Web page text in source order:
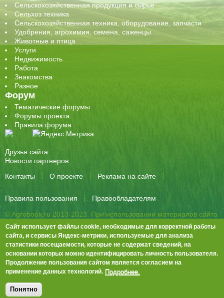
Сельскохозяйственная продукция и сырье
Сельхоз техника
Сельскохозяйственная техника, оборудование, запчасти
Удобрения, агрохимия, семена, саженцы
Животные и птица
Услуги
Недвижимость
Работа
Знакомства
Разное
Форум
Тематические форумы
Форумы проекта
Правила форума
Друзья сайта
Новости партнеров
Контакты
О проекте Реклама на сайте
Правила пользования
Правообладателям
© Agrobook.ru 2013-2023. При использовании материалов сайта
активная ссылка на публикацию обязательна.
344000, Ростов-на-Дону, ул. Города Волос, д.6, 8 этаж, офис 803
Тел./факс: +7 (863) 282-83-13 e-mail:info@agrobook.ru
Возрастная категория сайта: 16+. Объявления на сайте не
премодерируются.Положение о защите персональных данных
Гала Алиевна Каймакчи – редактор, тел.: (863) 282-83-13
info@agrobook.ru
Сайт использует файлы cookie, необходимые для корректной работы
сайта, и сервисы Яндекс-метрики, используемые для анализа
статистики посещаемости, которые не содержат сведений, на
основании которых можно идентифицировать личность пользователя.
Продолжение пользования сайтом является согласием на
применение данных технологий. Подробнее.
Понятно